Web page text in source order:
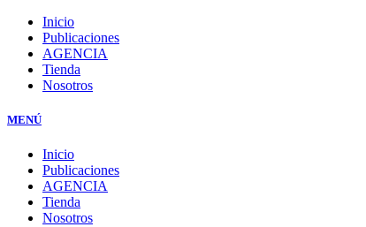
Inicio
Publicaciones
AGENCIA
Tienda
Nosotros
MENÚ
Inicio
Publicaciones
AGENCIA
Tienda
Nosotros